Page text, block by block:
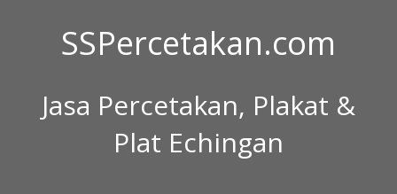
SSPercetakan.com
Jasa Percetakan, Plakat &
Plat Echingan